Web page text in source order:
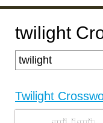
twilight
Twilight